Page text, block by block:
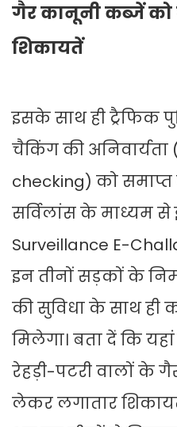
गैर कानूनी कब्जें को
शिकायतें
इसके साथ ही ट्रैफिक
चैकिंग की
checking) को समाप्त
सर्विलांस के माध्यम से
Surveillance E-
इन तीनों सड़कों के
की सुविधा के साथ ही
मिलेगा। बता दें कि
रेहड़ी-पटरी वालों के
लेकर लगातार